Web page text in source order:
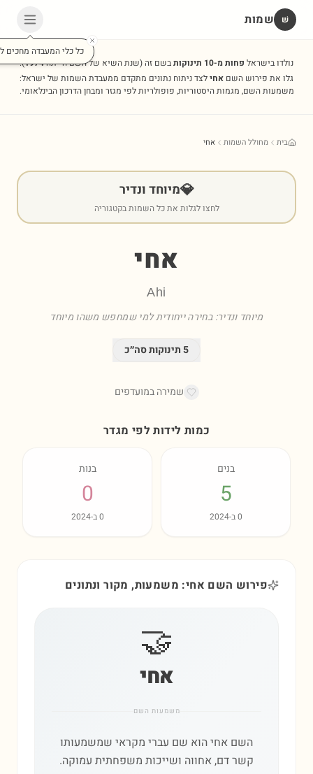
שׁ שמות
כל כלי המעבדה מחכים
נולדו בישראל פחות מ-10 תינוקות בשם זה(שנת השיא של השם הייתה1974
).
גלו את פירוש השם אחילצד ניתוח נתונים מתקדם ממעבדת השמות של ישראל:
משמעות השם, מגמות היסטוריות, פופולריות לפי מגזר ומבחן הדרכון הבינלאומי.
בית מחולל השמות אחי
💎מיוחד ונדיר
לחצו לגלות את כל השמות בקטגוריה
אחי
Ahi
מיוחד ונדיר: בחירה ייחודית למי שמחפש משהו מיוחד
5תינוקות סה״כ
שמירה במועדפים
כמות לידות לפי מגדר
בנים
5
0ב-2024
בנות
0
0ב-2024
פירוש השם אחי: משמעות, מקור ונתונים
🤝
אחי
משמעות השם
השם אחי הוא שם עברי מקראי שמשמעותו
קשר דם, אחווה ושייכות משפחתית עמוקה.